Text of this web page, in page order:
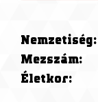
Nemzetiség:
Mezszám:
Életkor: